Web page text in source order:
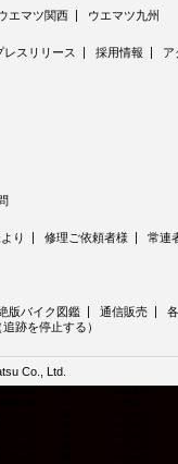
エマツ関西 ウエマツ九州
レスリリース 採用情報 ア
り 修理ご依頼者様 常連
版バイク図鑑 通信販売
跡を停止する）
Co., Ltd.